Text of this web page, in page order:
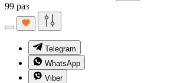
99 раз
Telegram
WhatsApp
Viber